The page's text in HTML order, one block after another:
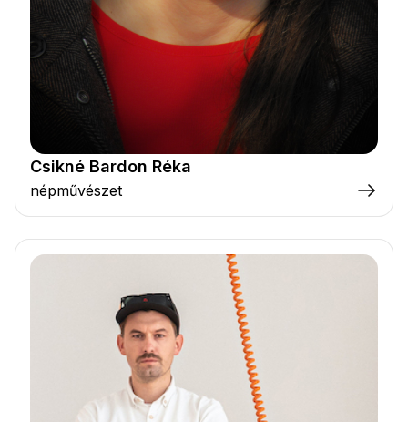
Csikné Bardon Réka
népművészet